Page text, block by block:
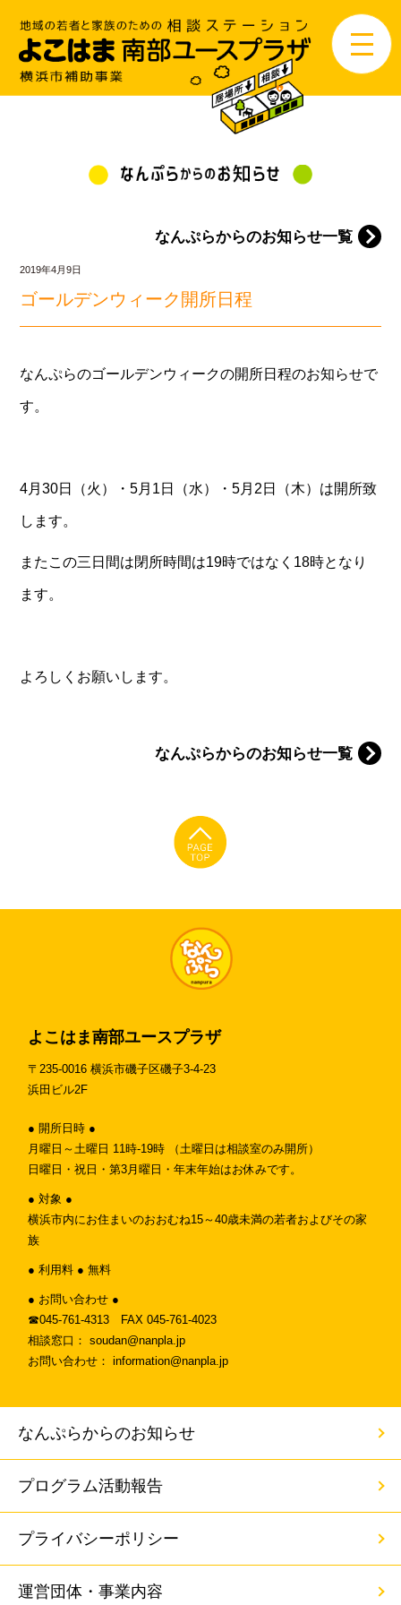
なんぷらからのお知らせ一覧
2019年4月9日
ゴールデンウィーク開所日程
なんぷらのゴールデンウィークの開所日程のお知らせで
す。
4月30日（火）・5月1日（水）・5月2日（木）は開所致
します。
またこの三日間は閉所時間は19時ではなく18時となり
ます。
よろしくお願いします。
なんぷらからのお知らせ一覧
よこはま南部ユースプラザ
〒235-0016 横浜市磯子区磯子3-4-23
浜田ビル2F
● 開所日時 ●
月曜日～土曜日 11時-19時 （土曜日は相談室のみ開所）
日曜日・祝日・第3月曜日・年末年始はお休みです。
● 対象 ●
横浜市内にお住まいのおおむね15～40歳未満の若者およびその家
族
● 利用料 ● 無料
● お問い合わせ ●
☎︎045-761-4313 FAX 045-761-4023
相談窓口： soudan@nanpla.jp
お問い合わせ： information@nanpla.jp
なんぷらからのお知らせ
プログラム活動報告
プライバシーポリシー
運営団体・事業内容